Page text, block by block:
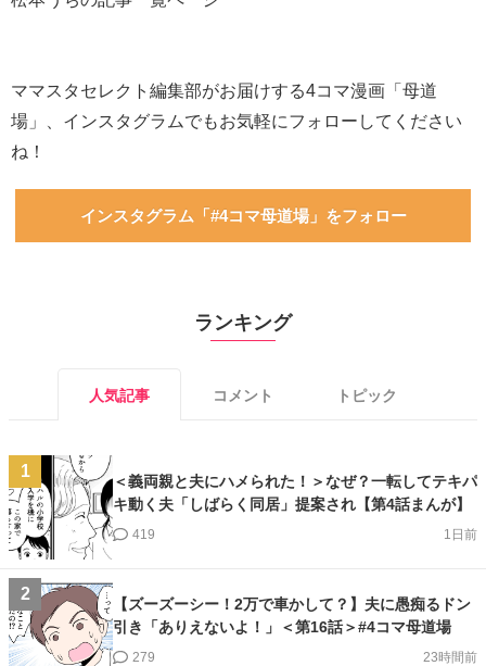
ママスタセレクト編集部がお届けする4コマ漫画「母道
場」、インスタグラムでもお気軽にフォローしてください
ね！
インスタグラム「#4コマ母道場」をフォロー
ランキング
人気記事 コメント トピック
1
＜義両親と夫にハメられた！＞なぜ？一転してテキパ
キ動く夫「しばらく同居」提案され【第4話まんが】
1日前
419
2
【ズーズーシー！2万で車かして？】夫に愚痴るドン
引き「ありえないよ！」＜第16話＞#4コマ母道場
23時間前
279